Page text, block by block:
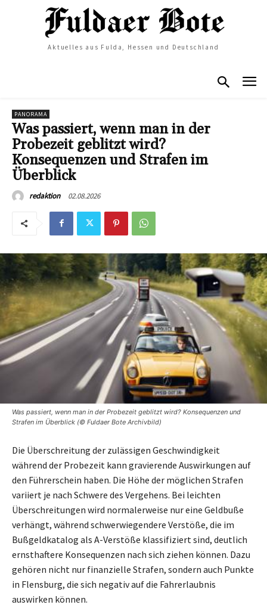
Aktuelles aus Fulda, Hessen und Deutschland
PANORAMA
Was passiert, wenn man in der
Probezeit geblitzt wird?
Konsequenzen und Strafen im
Überblick
redaktion 02.08.2026
Was passiert, wenn man in der Probezeit geblitzt wird? Konsequenzen und
Strafen im Überblick (© Fuldaer Bote Archivbild)
Die Überschreitung der zulässigen Geschwindigkeit
während der Probezeit kann gravierende Auswirkungen auf
den Führerschein haben. Die Höhe der möglichen Strafen
variiert je nach Schwere des Vergehens. Bei leichten
Überschreitungen wird normalerweise nur eine Geldbuße
verhängt, während schwerwiegendere Verstöße, die im
Bußgeldkatalog als A-Verstöße klassifiziert sind, deutlich
ernsthaftere Konsequenzen nach sich ziehen können. Dazu
gehören nicht nur finanzielle Strafen, sondern auch Punkte
in Flensburg, die sich negativ auf die Fahrerlaubnis
auswirken können.